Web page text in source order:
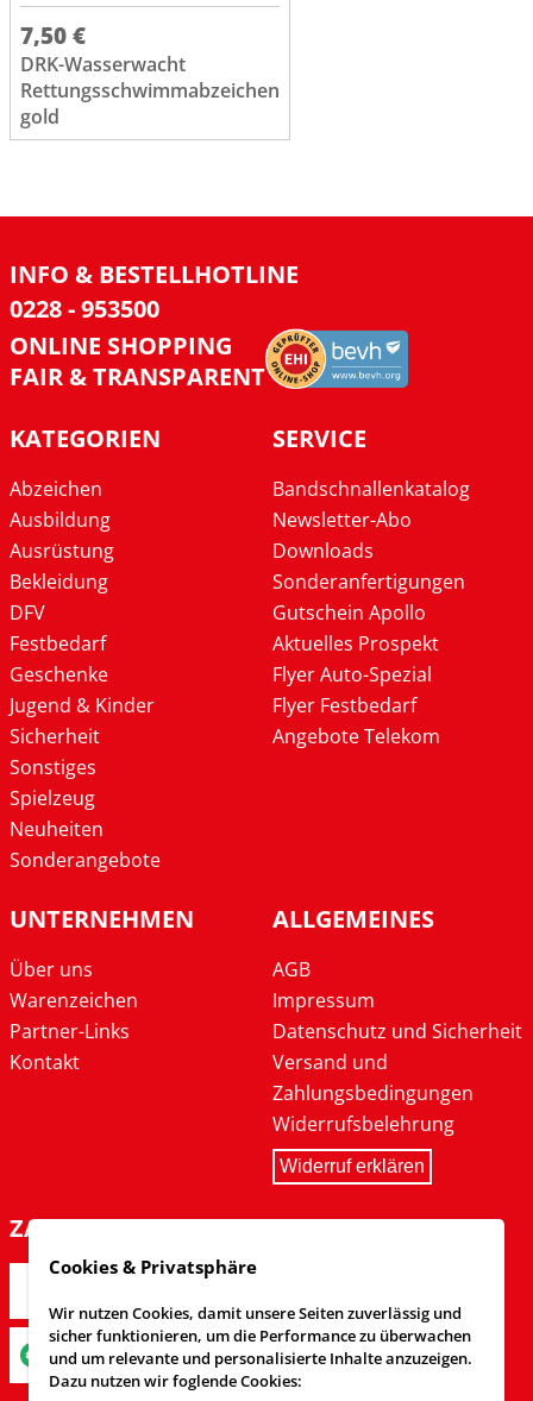
7,50 €
DRK-Wasserwacht
Rettungsschwimmabzeichen
gold
INFO & BESTELLHOTLINE
0228 - 953500
ONLINE SHOPPING
FAIR & TRANSPARENT
KATEGORIEN
Abzeichen
Ausbildung
Ausrüstung
Bekleidung
DFV
Festbedarf
Geschenke
Jugend & Kinder
Sicherheit
Sonstiges
Spielzeug
Neuheiten
Sonderangebote
SERVICE
Bandschnallenkatalog
Newsletter-Abo
Downloads
Sonderanfertigungen
Gutschein Apollo
Aktuelles Prospekt
Flyer Auto-Spezial
Flyer Festbedarf
Angebote Telekom
UNTERNEHMEN
Über uns
Warenzeichen
Partner-Links
Kontakt
ALLGEMEINES
AGB
Impressum
Datenschutz und Sicherheit
Versand und
Zahlungsbedingungen
Widerrufsbelehrung
Widerruf erklären
ZAHLARTEN
Cookies & Privatsphäre
Wir nutzen Cookies, damit unsere Seiten zuverlässig und
sicher funktionieren, um die Performance zu überwachen
und um relevante und personalisierte Inhalte anzuzeigen.
Dazu nutzen wir foglende Cookies: